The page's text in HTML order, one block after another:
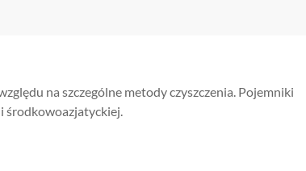
na szczególne metody czyszczenia. Pojemniki
środkowoazjatyckiej.